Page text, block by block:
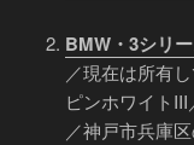
BMW・3シリ
／現在は所有
ピンホワイト
／神戸市兵庫